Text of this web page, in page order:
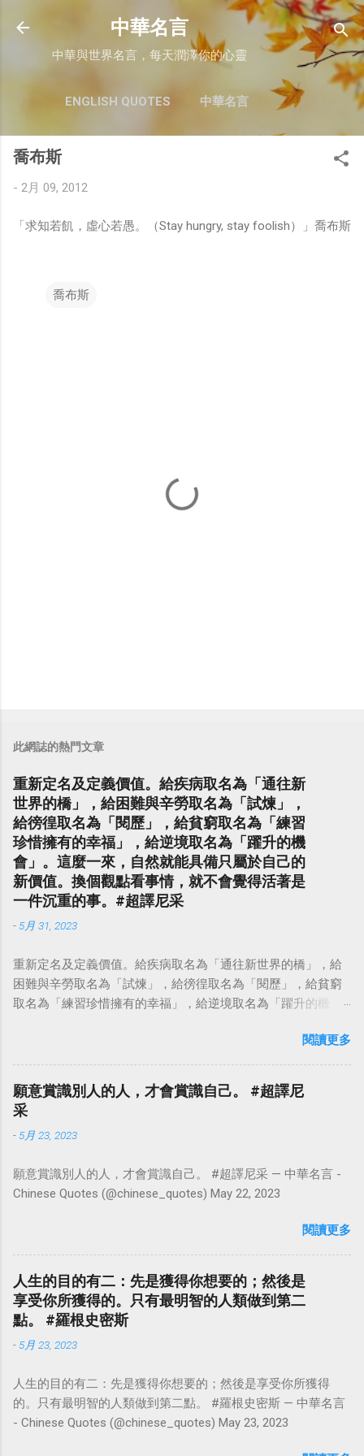
跳至主要內容
中華名言
中華與世界名言，每天潤澤你的心靈
ENGLISH QUOTES 中華名言
喬布斯
- 2月 09, 2012
「求知若飢，虛心若愚。（Stay hungry, stay foolish）」喬布斯
喬布斯
此網誌的熱門文章
重新定名及定義價值。給疾病取名為「通往新
世界的橋」，給困難與辛勞取名為「試煉」，
給徬徨取名為「閱歷」，給貧窮取名為「練習
珍惜擁有的幸福」，給逆境取名為「躍升的機
會」。這麼一來，自然就能具備只屬於自己的
新價值。換個觀點看事情，就不會覺得活著是
一件沉重的事。#超譯尼采
- 5月 31, 2023
重新定名及定義價值。給疾病取名為「通往新世界的橋」，給
困難與辛勞取名為「試煉」，給徬徨取名為「閱歷」，給貧窮
取名為「練習珍惜擁有的幸福」，給逆境取名為「躍升的機
點看事情，就不會覺得活著是一件沉重的事。#超譯尼采 — 中
華名言 - Chinese Quotes (@chinese_quotes) May 23, 2023
閱讀更多
願意賞識別人的人，才會賞識自己。 #超譯尼
采
- 5月 23, 2023
願意賞識別人的人，才會賞識自己。 #超譯尼采 — 中華名言 -
Chinese Quotes (@chinese_quotes) May 22, 2023
閱讀更多
人生的目的有二：先是獲得你想要的；然後是
享受你所獲得的。只有最明智的人類做到第二
點。 #羅根史密斯
- 5月 23, 2023
人生的目的有二：先是獲得你想要的；然後是享受你所獲得
的。只有最明智的人類做到第二點。 #羅根史密斯 — 中華名言
- Chinese Quotes (@chinese_quotes) May 23, 2023